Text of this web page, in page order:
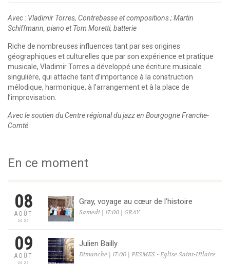
Avec : Vladimir Torres, Contrebasse et compositions ; Martin
Schiffmann, piano et Tom Moretti, batterie
Riche de nombreuses influences tant par ses origines
géographiques et culturelles que par son expérience et pratique
musicale, Vladimir Torres a développé une écriture musicale
singulière, qui attache tant d’importance à la construction
mélodique, harmonique, à l’arrangement et à la place de
l’improvisation.
Avec le soutien du Centre régional du jazz en Bourgogne Franche-
Comté
En ce moment
08
AOÛT
2026
Gray, voyage au cœur de l’histoire
Samedi | 17:00 | GRAY
09
AOÛT
2026
Julien Bailly
Dimanche | 17:00 | PESMES - Eglise Saint-Hilaire